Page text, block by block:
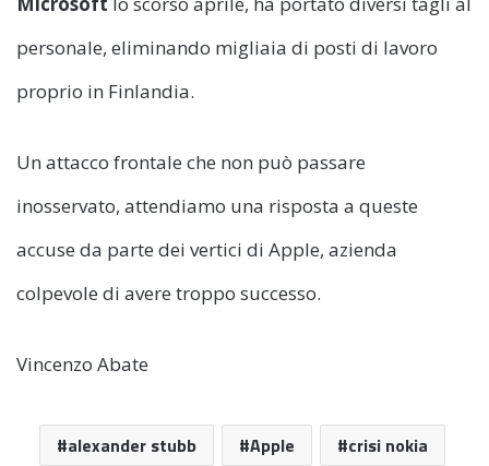
personale, eliminando migliaia di posti di lavoro
proprio in Finlandia.
Un attacco frontale che non può passare
inosservato, attendiamo una risposta a queste
accuse da parte dei vertici di Apple, azienda
colpevole di avere troppo successo.
Vincenzo Abate
alexander stubb Apple
crisi nokia